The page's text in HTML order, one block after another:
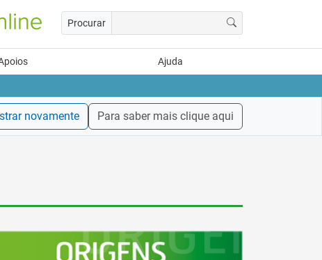
Procurar
Ajuda
novamente Para saber mais clique aqui